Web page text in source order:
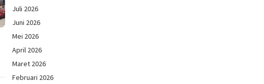
Juli 2026
Juni 2026
Mei 2026
April 2026
Maret 2026
Februari 2026